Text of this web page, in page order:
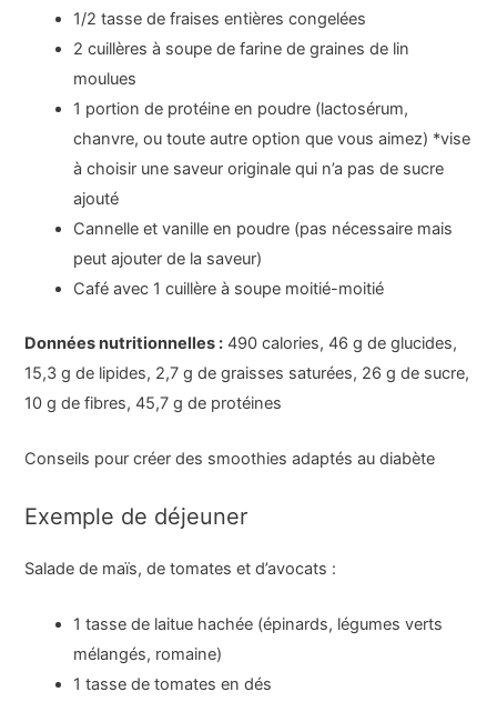
1/2 tasse de fraises entières congelées
2 cuillères à soupe de farine de graines de lin
moulues
1 portion de protéine en poudre (lactosérum,
chanvre, ou toute autre option que vous aimez) *vise
à choisir une saveur originale qui n’a pas de sucre
ajouté
Cannelle et vanille en poudre (pas nécessaire mais
peut ajouter de la saveur)
Café avec 1 cuillère à soupe moitié-moitié
Données nutritionnelles : 490 calories, 46 g de glucides,
15,3 g de lipides, 2,7 g de graisses saturées, 26 g de sucre,
10 g de fibres, 45,7 g de protéines
Conseils pour créer des smoothies adaptés au diabète
Exemple de déjeuner
Salade de maïs, de tomates et d’avocats :
1 tasse de laitue hachée (épinards, légumes verts
mélangés, romaine)
1 tasse de tomates en dés